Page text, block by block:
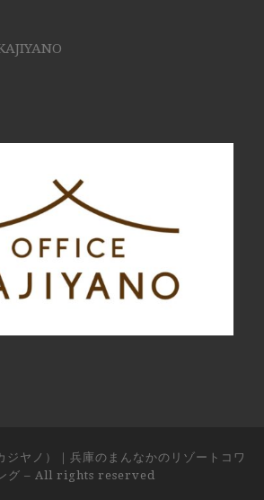
ヤノ）｜兵庫のまんなかのリゾートコワ
グ – All rights reserved